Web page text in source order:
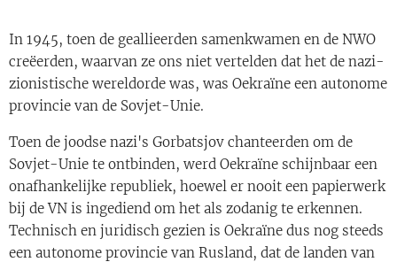
In 1945, toen de geallieerden samenkwamen en de NWO
creëerden, waarvan ze ons niet vertelden dat het de nazi-
zionistische wereldorde was, was Oekraïne een autonome
provincie van de Sovjet-Unie.
Toen de joodse nazi's Gorbatsjov chanteerden om de
Sovjet-Unie te ontbinden, werd Oekraïne schijnbaar een
onafhankelijke republiek, hoewel er nooit een papierwerk
bij de VN is ingediend om het als zodanig te erkennen.
Technisch en juridisch gezien is Oekraïne dus nog steeds
een autonome provincie van Rusland, dat de landen van